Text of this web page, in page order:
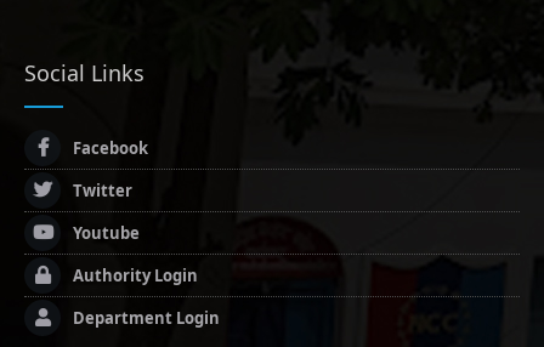
Social Links
Facebook
Twitter
Youtube
Authority Login
Department Login